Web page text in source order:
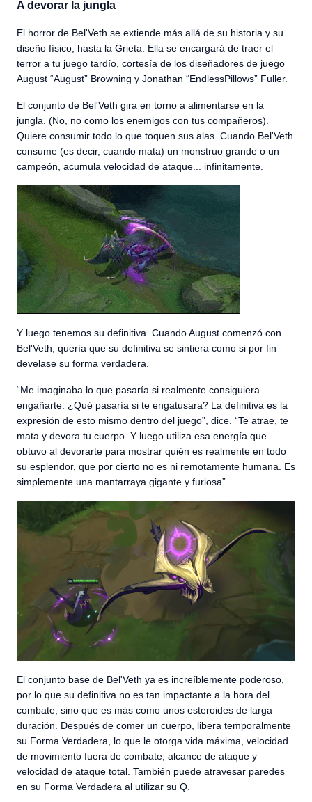
A devorar la jungla
El horror de Bel'Veth se extiende más allá de su historia y su
diseño físico, hasta la Grieta. Ella se encargará de traer el
terror a tu juego tardío, cortesía de los diseñadores de juego
August “August” Browning y Jonathan “EndlessPillows” Fuller.
El conjunto de Bel'Veth gira en torno a alimentarse en la
jungla. (No, no como los enemigos con tus compañeros).
Quiere consumir todo lo que toquen sus alas. Cuando Bel'Veth
consume (es decir, cuando mata) un monstruo grande o un
campeón, acumula velocidad de ataque... infinitamente.
Y luego tenemos su definitiva. Cuando August comenzó con
Bel'Veth, quería que su definitiva se sintiera como si por fin
develase su forma verdadera.
“Me imaginaba lo que pasaría si realmente consiguiera
engañarte. ¿Qué pasaría si te engatusara? La definitiva es la
expresión de esto mismo dentro del juego”, dice. “Te atrae, te
mata y devora tu cuerpo. Y luego utiliza esa energía que
obtuvo al devorarte para mostrar quién es realmente en todo
su esplendor, que por cierto no es ni remotamente humana. Es
simplemente una mantarraya gigante y furiosa”.
El conjunto base de Bel'Veth ya es increíblemente poderoso,
por lo que su definitiva no es tan impactante a la hora del
combate, sino que es más como unos esteroides de larga
duración. Después de comer un cuerpo, libera temporalmente
su Forma Verdadera, lo que le otorga vida máxima, velocidad
de movimiento fuera de combate, alcance de ataque y
velocidad de ataque total. También puede atravesar paredes
en su Forma Verdadera al utilizar su Q.